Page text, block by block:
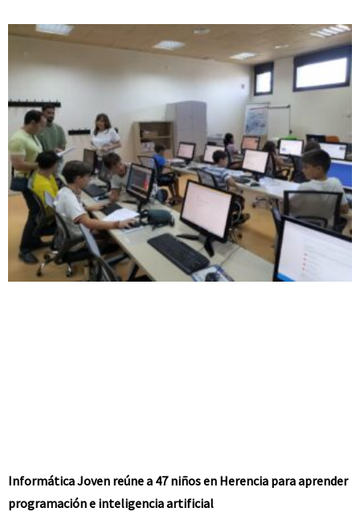
Informática Joven reúne a 47 niños en Herencia para aprender
programación e inteligencia artificial